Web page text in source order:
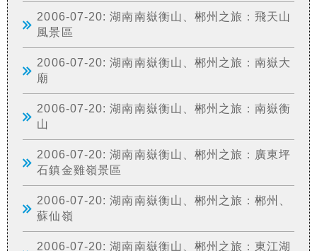
2006-07-20: 湖南南嶽衡山、郴州之旅：飛天山
風景區
2006-07-20: 湖南南嶽衡山、郴州之旅：南嶽大
廟
2006-07-20: 湖南南嶽衡山、郴州之旅：南嶽衡
山
2006-07-20: 湖南南嶽衡山、郴州之旅：廣東坪
石鎮金雞嶺景區
2006-07-20: 湖南南嶽衡山、郴州之旅：郴州、
蘇仙嶺
2006-07-20: 湖南南嶽衡山、郴州之旅：東江湖